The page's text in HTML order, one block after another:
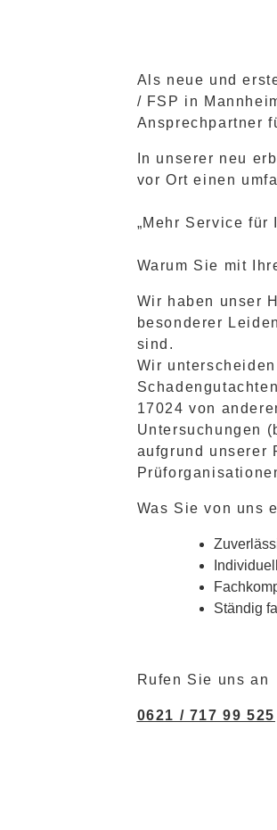
Als neue und
/ FSP in
Ansprechpartner
In unserer neu
vor Ort einen
„Mehr Service für
Warum Sie mit
Wir haben unser
besonderer
sind.
Wir
17024 von
Untersuchungen
aufgrund unserer
Was Sie von uns
Ständig
Rufen Sie uns an
0621 / 717 99 525